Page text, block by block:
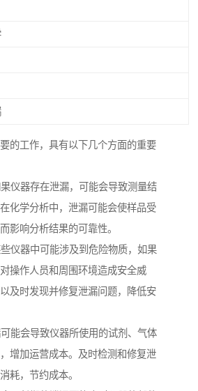
的工作，具有以下几个方面的重要
仪器存在泄漏，可能会导致测量结
化学分析中，泄漏可能会使样品受
影响分析结果的可靠性。
仪器中可能涉及到危险物质，如果
操作人员和周围环境造成安全威
及时发现并修复泄漏问题，降低安
能会导致仪器所使用的试剂、气体
增加运营成本。及时检测和修复泄
耗，节约成本。